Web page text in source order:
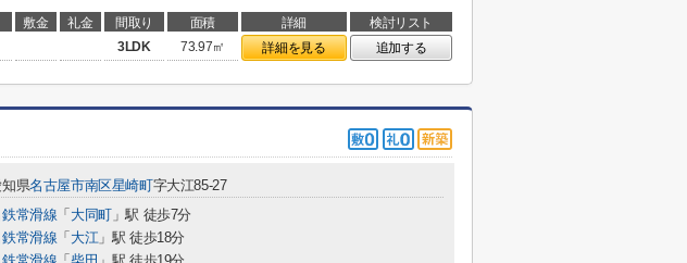
敷金 礼金 間取り 面積 詳細
検討リスト
3LDK 73.97㎡ 詳細を見る 追加する
県名古屋市南区星崎町字大江85-27
常滑線 「 大同町」駅 徒歩7分
常滑線 「 大江」駅 徒歩18分